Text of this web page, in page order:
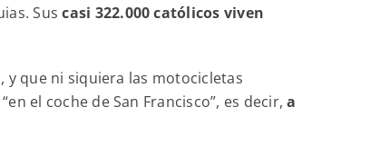
Suscasi 322.000 católicos viven
y que ni siquiera las motocicletas
el coche de San Francisco”, es decir,a